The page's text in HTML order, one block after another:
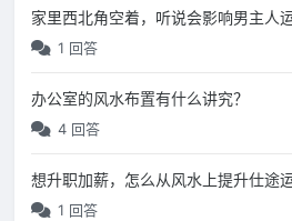
家里西北角空着，听说会影响男主人
1 回答
办公室的风水布置有什么讲究？
4 回答
想升职加薪，怎么从风水上提升仕途运
1 回答